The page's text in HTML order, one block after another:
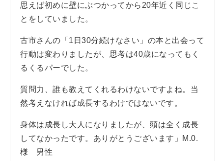
思えば初めに壁にぶつかってから20年近く同じこ
とをしていました。
古市さんの「1日30分続けなさい」の本と出会って
行動は変わりましたが、思考は40歳になってもく
るくるパーでした。
質問力、誰も教えてくれるわけないですよね。当
然考えなければ成長するわけではないです。
身体は成長し大人になりましたが、頭は全く成長
してなかったです。ありがとうございます」M.0.
様 男性